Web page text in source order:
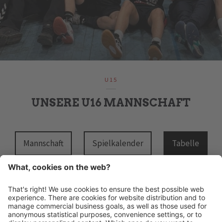
U15
UNSERE U16 MANNSCHAFT
Mannschaft Spielkalender Tabelle
HANDBALL MERAN ALPERIA
Schwimmbadstraße 4